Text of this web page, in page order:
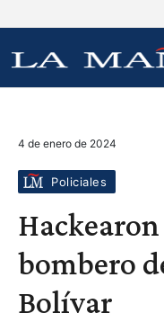
4 de enero de 2024
Policiales
bombero
Bolívar